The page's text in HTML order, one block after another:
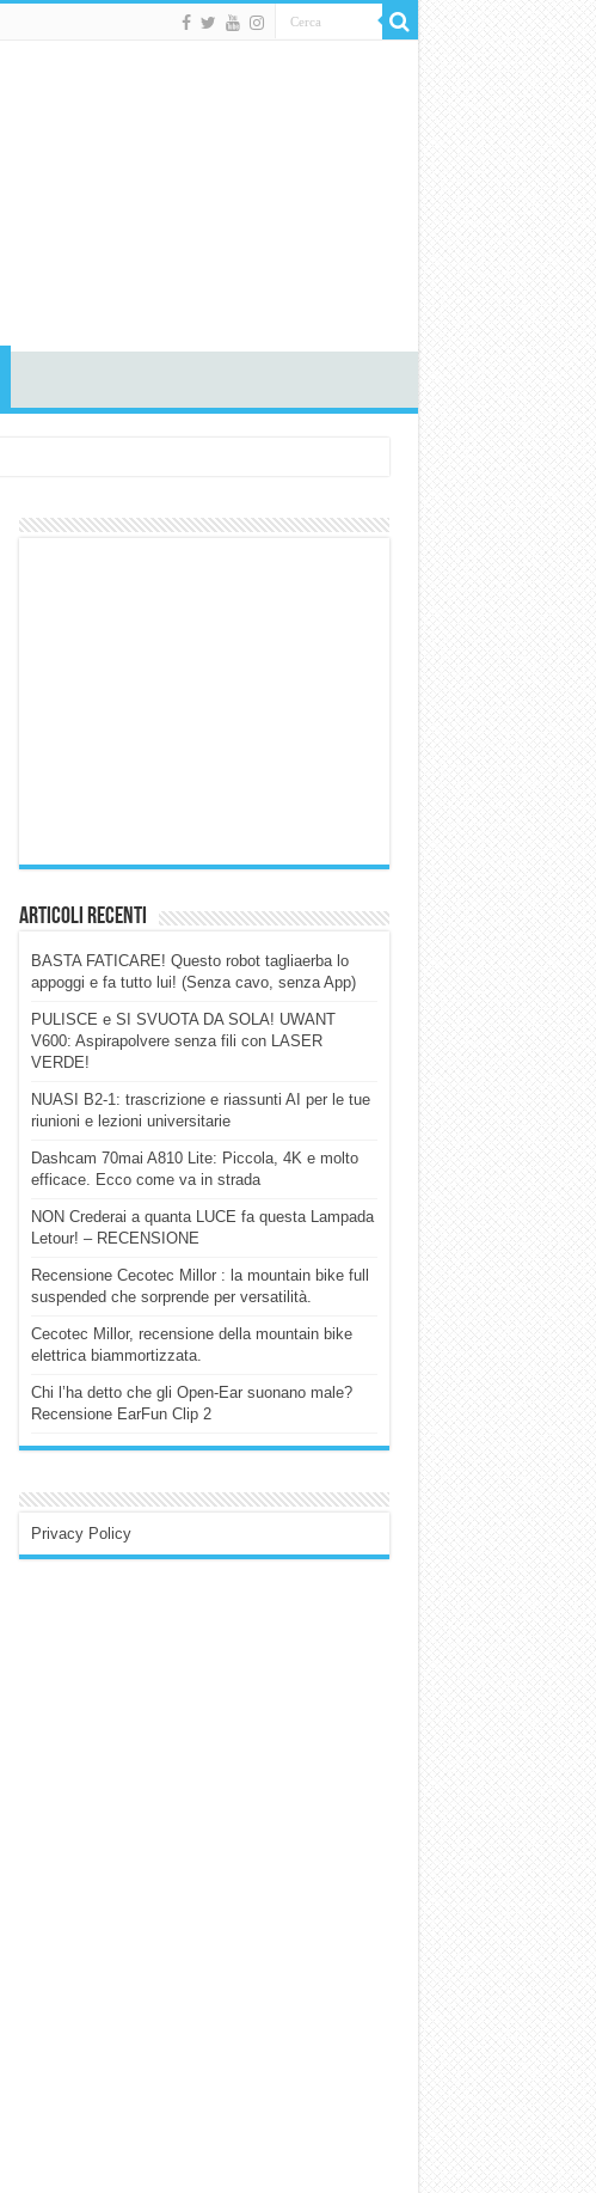
Articoli Recenti
BASTA FATICARE! Questo robot tagliaerba lo
appoggi e fa tutto lui! (Senza cavo, senza App)
PULISCE e SI SVUOTA DA SOLA! UWANT
V600: Aspirapolvere senza fili con LASER
VERDE!
NUASI B2-1: trascrizione e riassunti AI per le tue
riunioni e lezioni universitarie
Dashcam 70mai A810 Lite: Piccola, 4K e molto
efficace. Ecco come va in strada
NON Crederai a quanta LUCE fa questa Lampada
Letour! – RECENSIONE
Recensione Cecotec Millor : la mountain bike full
suspended che sorprende per versatilità.
Cecotec Millor, recensione della mountain bike
elettrica biammortizzata.
Chi l’ha detto che gli Open-Ear suonano male?
Recensione EarFun Clip 2
Privacy Policy